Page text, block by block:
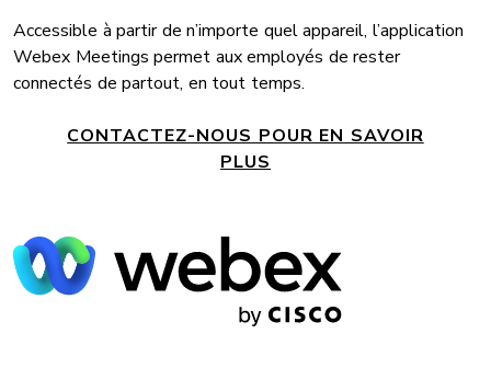
Accessible à partir de n’importe quel appareil, l’application
Webex Meetings permet aux employés de rester
connectés de partout, en tout temps.
CONTACTEZ-NOUS POUR EN SAVOIR
PLUS